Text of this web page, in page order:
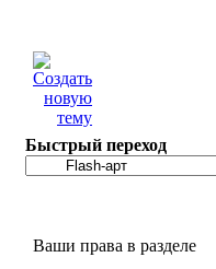
Быстрый переход
Ваши права в разделе